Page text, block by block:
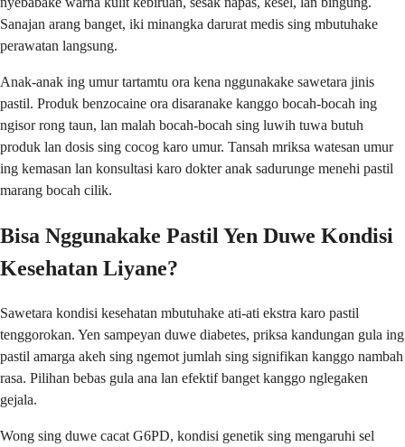
Sanajan arang banget, iki minangka darurat medis sing mbutuhake
perawatan langsung.
Anak-anak ing umur tartamtu ora kena nggunakake sawetara jinis
pastil. Produk benzocaine ora disaranake kanggo bocah-bocah ing
ngisor rong taun, lan malah bocah-bocah sing luwih tuwa butuh
produk lan dosis sing cocog karo umur. Tansah mriksa watesan umur
ing kemasan lan konsultasi karo dokter anak sadurunge menehi pastil
marang bocah cilik.
Bisa Nggunakake Pastil Yen Duwe Kondisi
Kesehatan Liyane?
Sawetara kondisi kesehatan mbutuhake ati-ati ekstra karo pastil
tenggorokan. Yen sampeyan duwe diabetes, priksa kandungan gula ing
pastil amarga akeh sing ngemot jumlah sing signifikan kanggo nambah
rasa. Pilihan bebas gula ana lan efektif banget kanggo nglegaken
gejala.
Wong sing duwe cacat G6PD, kondisi genetik sing mengaruhi sel